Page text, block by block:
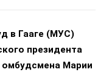
в Гааге (МУС)
президента
омбудсмена Марии